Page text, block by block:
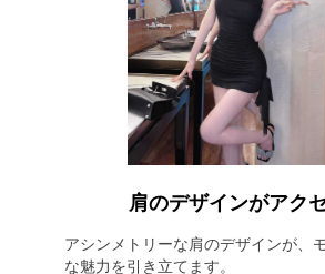
肩のデザインがアク
アシンメトリーな肩のデザインが、
な魅力を引き立てます。